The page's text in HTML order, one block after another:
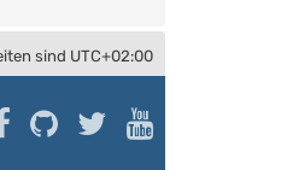
sind UTC+02:00